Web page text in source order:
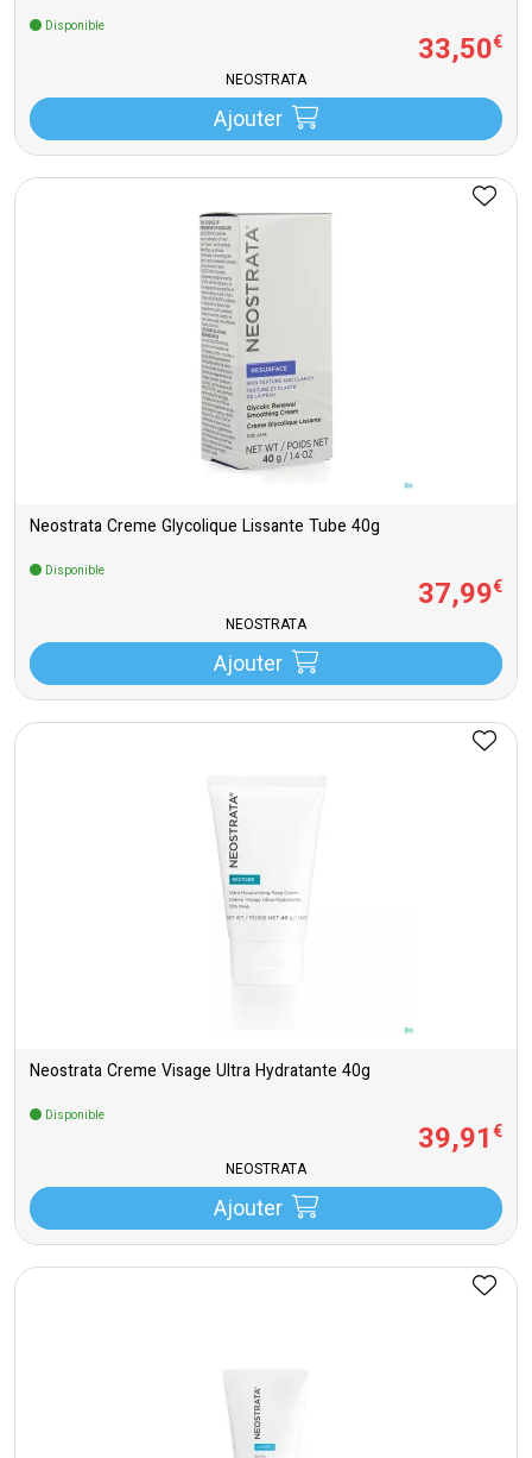
Disponible
33,50€
NEOSTRATA
Ajouter
Neostrata Creme Glycolique Lissante Tube 40g
Disponible
37,99€
NEOSTRATA
Ajouter
Neostrata Creme Visage Ultra Hydratante 40g
Disponible
39,91€
NEOSTRATA
Ajouter